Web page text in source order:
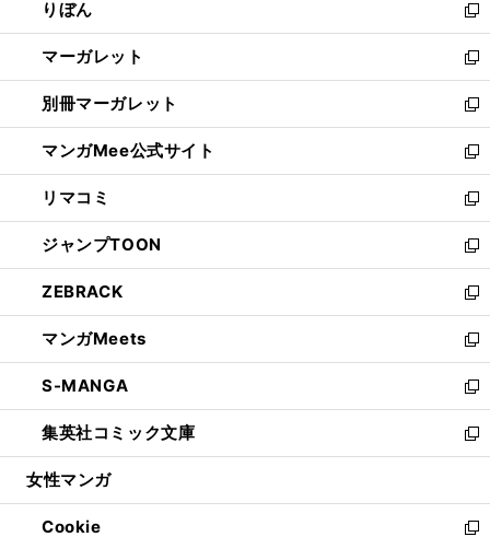
く
で
開
く
ド
ウ
で
開
く
ィ
ン
ド
ウ
で
開
く
りぼん
新
し
い
ウ
ィ
ン
ド
ウ
で
開
く
マーガレット
新
し
い
ウ
ィ
ン
ド
ウ
で
開
く
別冊マーガレット
新
し
い
ウ
ィ
ン
ド
ウ
で
開
く
マンガMee公式サイト
新
し
い
ウ
ィ
ン
ド
ウ
で
開
く
リマコミ
新
し
い
ウ
ィ
ン
ド
ウ
で
開
く
ジャンプTOON
新
し
い
ウ
ィ
ン
ド
ウ
で
開
ZEBRACK
新
し
い
ウ
ィ
ン
ド
ウ
開
く
マンガMeets
新
し
い
ウ
ィ
ン
ウ
で
S-MANGA
新
し
い
ウ
ン
ド
集英社コミック文庫
新
し
ウ
ィ
女性マンガ
Cookie
新